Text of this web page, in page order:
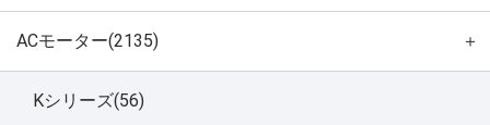
ACモーター(2135) ＋
Kシリーズ(56)